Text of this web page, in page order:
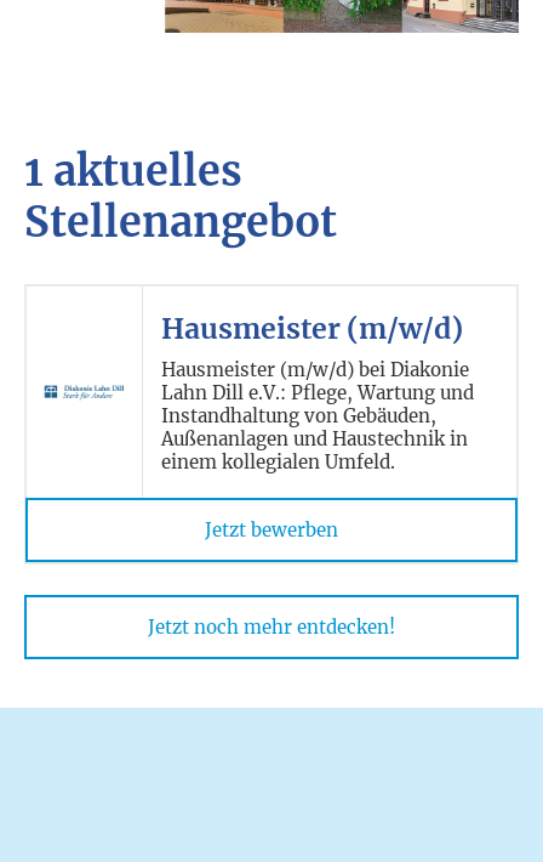
1 aktuelles
Stellenangebot
Hausmeister (m/w/d)
Hausmeister (m/w/d) bei Diakonie
Lahn Dill e.V.: Pflege, Wartung und
Instandhaltung von Gebäuden,
Außenanlagen und Haustechnik in
einem kollegialen Umfeld.
Jetzt bewerben
Jetzt noch mehr entdecken!